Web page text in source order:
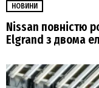
НОВИНИ
Nissan повністю
Elgrand з двома